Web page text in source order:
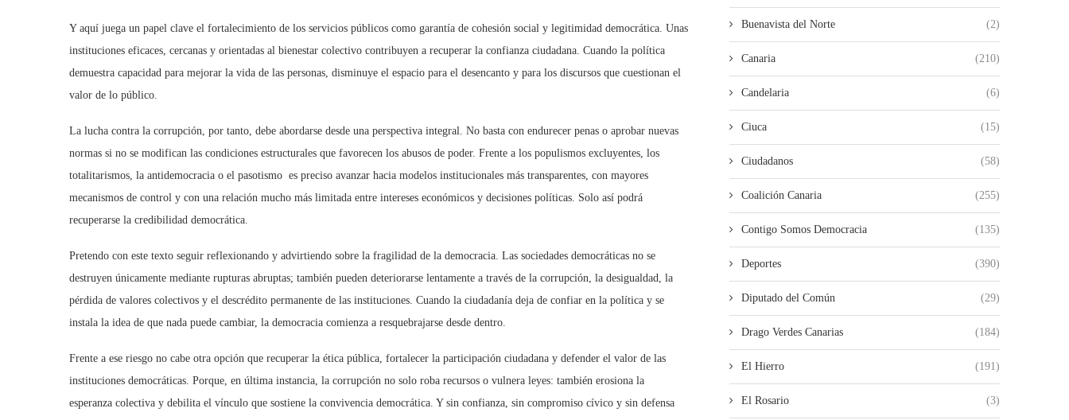
Y aquí juega un papel clave el fortalecimiento de los servicios públicos como garantía de cohesión social y legitimidad democrática. Unas
instituciones eficaces, cercanas y orientadas al bienestar colectivo contribuyen a recuperar la confianza ciudadana. Cuando la política
demuestra capacidad para mejorar la vida de las personas, disminuye el espacio para el desencanto y para los discursos que cuestionan el
valor de lo público.
La lucha contra la corrupción, por tanto, debe abordarse desde una perspectiva integral. No basta con endurecer penas o aprobar nuevas
normas si no se modifican las condiciones estructurales que favorecen los abusos de poder. Frente a los populismos excluyentes, los
totalitarismos, la antidemocracia o el pasotismo es preciso avanzar hacia modelos institucionales más transparentes, con mayores
mecanismos de control y con una relación mucho más limitada entre intereses económicos y decisiones políticas. Solo así podrá
recuperarse la credibilidad democrática.
Pretendo con este texto seguir reflexionando y advirtiendo sobre la fragilidad de la democracia. Las sociedades democráticas no se
destruyen únicamente mediante rupturas abruptas; también pueden deteriorarse lentamente a través de la corrupción, la desigualdad, la
pérdida de valores colectivos y el descrédito permanente de las instituciones. Cuando la ciudadanía deja de confiar en la política y se
instala la idea de que nada puede cambiar, la democracia comienza a resquebrajarse desde dentro.
Frente a ese riesgo no cabe otra opción que recuperar la ética pública, fortalecer la participación ciudadana y defender el valor de las
instituciones democráticas. Porque, en última instancia, la corrupción no solo roba recursos o vulnera leyes: también erosiona la
esperanza colectiva y debilita el vínculo que sostiene la convivencia democrática. Y sin confianza, sin compromiso cívico y sin defensa
Buenavista del Norte (2)
Canaria (210)
Candelaria (6)
Ciuca (15)
Ciudadanos (58)
Coalición Canaria (255)
Contigo Somos Democracia (135)
Deportes (390)
Diputado del Común (29)
Drago Verdes Canarias (184)
El Hierro (191)
El Rosario (3)